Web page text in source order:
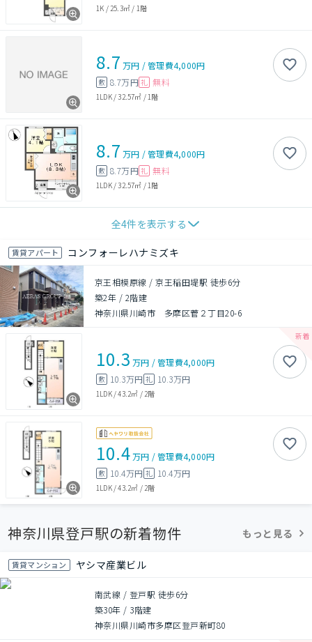
1K / 25.3㎡ / 1階
8.7 万円 /管理費4,000円
敷 8.7万円 礼 無料
1LDK/32.57㎡ / 1階
8.7 万円 /管理費4,000円
敷 8.7万円 礼 無料
1LDK/32.57㎡ / 1階
全4件を表示する
賃貸アパート コンフォーレハナミズキ
京王相模原線 / 京王稲田堤駅 徒歩6分
築2年 / 2階建
神奈川県川崎市 多摩区菅２丁目20-6
10.3 万円 /管理費4,000円
敷 10.3万円 礼 10.3万円
1LDK/43.2㎡ / 2階
10.4万円 /管理費4,000円
敷 10.4万円 礼 10.4万円
1LDK/43.2㎡ /2階
神奈川県登戸駅の新着物件 もっと見る
賃貸マンション ヤシマ産業ビル
南武線 / 登戸駅 徒歩6分
築30年 / 3階建
神奈川県川崎市多摩区登戸新町80